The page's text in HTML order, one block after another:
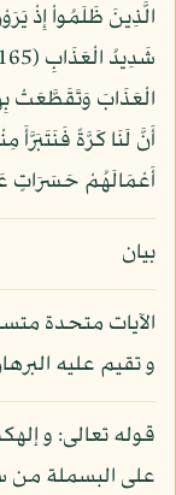
الَّذِينَ ظَلَمُواْ إِذْ
أَنَّ لَنَا كَرَّةً فَنَتَبَرَّأَ
أَعْمَالَهُمْ حَسَرَاتٍ
بيان
الآيات متحدة
و تقيم عليه
قوله تعالى: و
على البسملة من